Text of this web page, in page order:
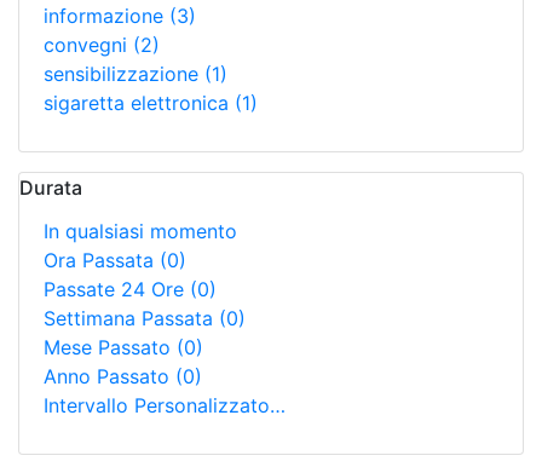
informazione (3)
convegni (2)
sensibilizzazione (1)
sigaretta elettronica (1)
Durata
In qualsiasi momento
Ora Passata (0)
Passate 24 Ore (0)
Settimana Passata (0)
Mese Passato (0)
Anno Passato (0)
Intervallo Personalizzato…